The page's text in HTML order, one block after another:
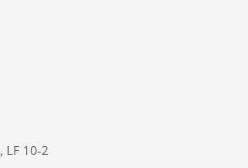
, LF 10-2